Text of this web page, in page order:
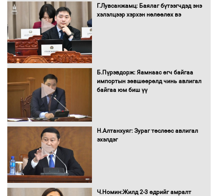
Монгол Улс “COP17”-д “Тал хээрийн
төлөвлөгөө”-гөө танилцуулна
худалдан авах журмыг баталлаа
шилжиж, найр наадам, зөвлөгөөн,
гадаад томилолтыг хориглолоо
Г.Лувсанжамц: Баялаг бүтээгчдэд энэ
хэлэлцээр хэрхэн нөлөөлөх вэ
Б.Пүрэвдорж: Яамнаас өгч байгаа
импортын зөвшөөрөлд чинь авлигал
байгаа юм биш үү
Н.Алтанхуяг: Зураг төслөөс авлигал
эхэлдэг
Ч.Номин:Жилд 2-3 өдрийг амралт